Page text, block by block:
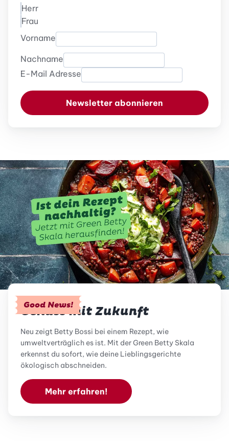
Herr
Frau
Vorname
Nachname
E-Mail Adresse
Newsletter abonnieren
Good News!
Genuss mit Zukunft
Neu zeigt Betty Bossi bei einem Rezept, wie
umweltverträglich es ist. Mit der Green Betty Skala
erkennst du sofort, wie deine Lieblingsgerichte
ökologisch abschneiden.
Mehr erfahren!